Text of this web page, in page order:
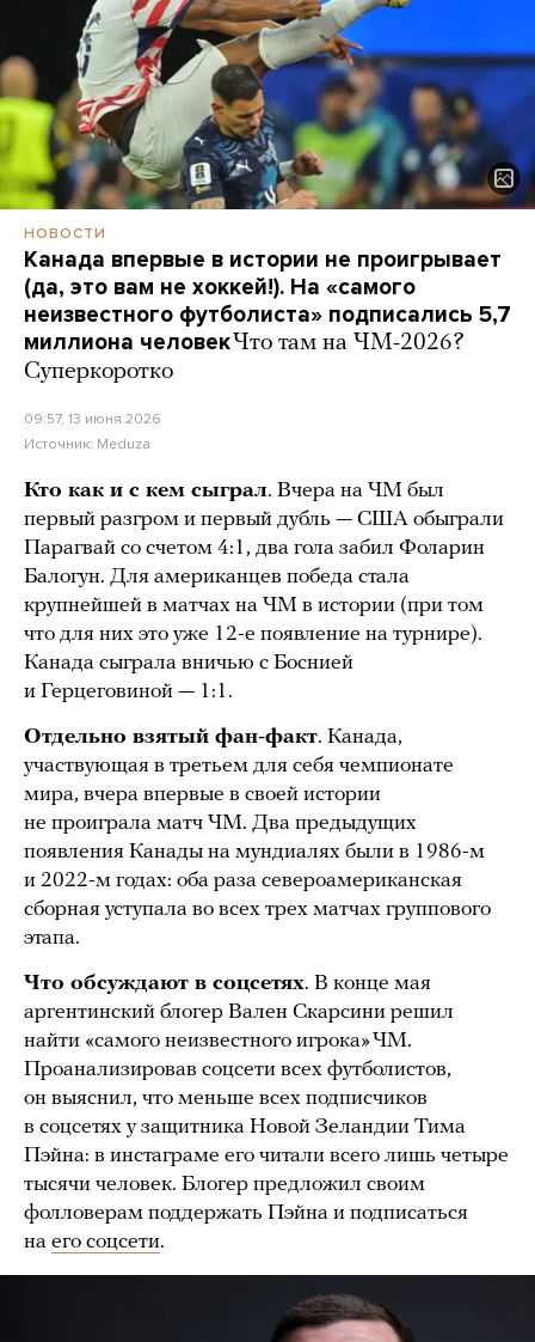
НОВОСТИ
Канада впервые в истории не проигрывает
(да, это вам не хоккей!). На «самого
неизвестного футболиста» подписались 5,7
миллиона человекЧто там на ЧМ-2026?
Суперкоротко
09:57, 13 июня 2026
Источник: Meduza
Кто как и с кем сыграл. Вчера на ЧМ был
первый разгром и первый дубль — США обыграли
Парагвай со счетом 4:1, два гола забил Фоларин
Балогун. Для американцев победа стала
крупнейшей в матчах на ЧМ в истории (при том
что для них это уже 12-е появление на турнире).
Канада сыграла вничью с Боснией
и Герцеговиной — 1:1.
Отдельно взятый фан-факт. Канада,
участвующая в третьем для себя чемпионате
мира, вчера впервые в своей истории
не проиграла матч ЧМ. Два предыдущих
появления Канады на мундиалях были в 1986-м
и 2022-м годах: оба раза североамериканская
сборная уступала во всех трех матчах группового
этапа.
Что обсуждают в соцсетях. В конце мая
аргентинский блогер Вален Скарсини решил
найти «самого неизвестного игрока» ЧМ.
Проанализировав соцсети всех футболистов,
он выяснил, что меньше всех подписчиков
в соцсетях у защитника Новой Зеландии Тима
Пэйна: в инстаграме его читали всего лишь четыре
тысячи человек. Блогер предложил своим
фолловерам поддержать Пэйна и подписаться
на его соцсети.